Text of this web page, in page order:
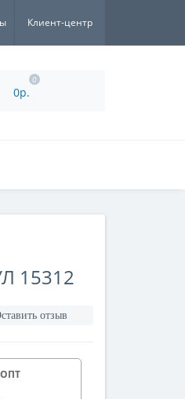
Клиент-центр
0р.
0
15312
отзыв